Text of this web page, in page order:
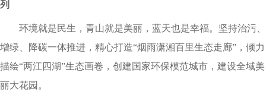
列
环境就是民生，青山就是美丽，蓝天也是幸福。坚持治污、
增绿、降碳一体推进，精心打造“烟雨潇湘百里生态走廊”，倾力
描绘“两江四湖”生态画卷，创建国家环保模范城市，建设全域美
丽大花园。